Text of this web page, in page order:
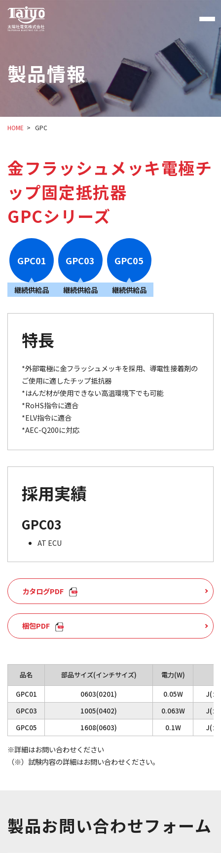
製品情報
HOME GPC
金フラッシュメッキ電極チ
ップ固定抵抗器
GPCシリーズ
GPC01
継続供給品
GPC03
継続供給品
GPC05
継続供給品
特長
*外部電極に金フラッシュメッキを採用、導電性接着剤の
ご使用に適したチップ抵抗器
*はんだ材が使用できない高温環境下でも可能
*RoHS指令に適合
*ELV指令に適合
*AEC-Q200に対応
採用実績
GPC03
AT ECU
カタログPDF
梱包PDF
品名 部品サイズ(インチサイズ) 電力(W)
GPC01 0603(0201) 0.05W
GPC03
1005(0402) 0.063W
GPC05
1608(0603) 0.1W
※詳細はお問い合わせください
（※）試験内容の詳細はお問い合わせください。
製品お問い合わせフォーム